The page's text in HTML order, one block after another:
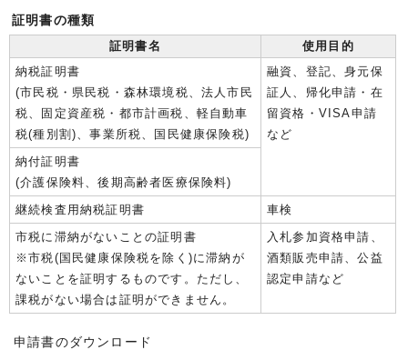
証明書の種類
証明書名
使用目的
納税証明書
(市民税・県民税・森林環境税、法人市民
税、固定資産税・都市計画税、軽自動車
税(種別割)、事業所税、国民健康保険税)
融資、登記、身元保
証人、帰化申請・在
留資格・VISA申請
など
納付証明書
(介護保険料、後期高齢者医療保険料)
継続検査用納税証明書
車検
市税に滞納がないことの証明書
※市税(国民健康保険税を除く)に滞納が
ないことを証明するものです。ただし、
課税がない場合は証明ができません。
入札参加資格申請、
酒類販売申請、公益
認定申請など
申請書のダウンロード